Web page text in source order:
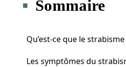
Sommaire
Qu’est-ce que le
Les symptômes du